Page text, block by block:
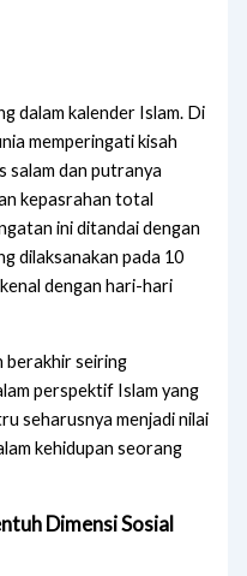
dalam kalender Islam. Di
memperingati kisah
salam dan putranya
kepasrahan total
dilaksanakan pada 10
dengan hari-hari
berakhir seiring
perspektif Islam yang
seharusnya menjadi nilai
kehidupan seorang
Dimensi Sosial